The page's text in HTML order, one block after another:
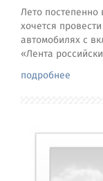
Лето постепенно
хочется
автомобилях с
«Лента
подробнее